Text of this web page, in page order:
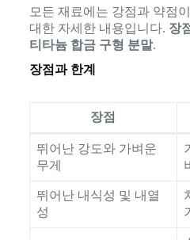
모든 재료에는 강점과 약점
대한 자세한 내용입니다. 장
티타늄 합금 구형 분말.
장점과 한계
장점
뛰어난 강도와 가벼운
무게
뛰어난 내식성 및 내열
성